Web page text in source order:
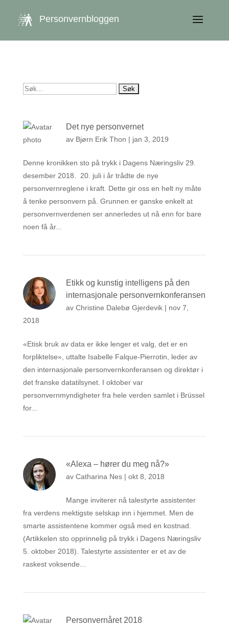
Personvernbloggen
Søk
Det nye personvernet
av Bjørn Erik Thon | jan 3, 2019
Denne kronikken sto på trykk i Dagens Næringsliv 29.
desember 2018. 20. juli i år trådte de nye
personvernreglene i kraft. Dette gir oss en helt ny måte
å tenke personvern på. Grunnen er ganske enkelt at
personvernverdenen ser annerledes ut nå enn for bare
noen få år...
Etikk og kunstig intelligens på den
internasjonale personvernkonferansen
av Christine Dalebø Gjerdevik| nov 7,
2018
«Etisk bruk av data er ikke lenger et valg, det er en
forpliktelse», uttalte Isabelle Falque-Pierrotin, leder av
den internasjonale personvernkonferansen og direktør i
det franske datatilsynet. I oktober var
personvernmyndigheter fra hele verden samlet i Brüssel
for...
«Alexa – hører du meg nå?»
av Catharina Nes| okt 8, 2018
Mange inviterer nå talestyrte assistenter
fra verdens mektigste selskap inn i hjemmet. Men de
smarte assistentene kommer også med en kostnad.
(Artikkelen sto opprinnelig på trykk i Dagens Næringsliv
5. oktober 2018). Talestyrte assistenter er et av de
raskest voksende...
Personvernåret 2018